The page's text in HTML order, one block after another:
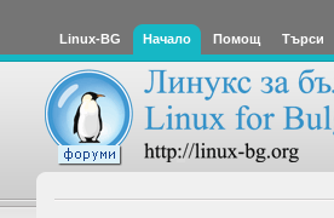
Linux-BG Начало Помощ Търси